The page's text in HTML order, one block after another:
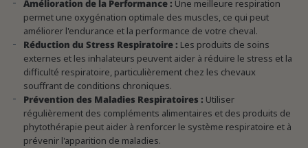
Amélioration de la Performance : Une meilleure respiration
permet une oxygénation optimale des muscles, ce qui peut
améliorer l'endurance et la performance de votre cheval.
Réduction du Stress Respiratoire : Les produits de soins
externes et les inhalateurs peuvent aider à réduire le stress et la
difficulté respiratoire, particulièrement chez les chevaux
souffrant de conditions chroniques.
Prévention des Maladies Respiratoires : Utiliser
régulièrement des compléments alimentaires et des produits de
phytothérapie peut aider à renforcer le système respiratoire et à
prévenir l'apparition de maladies.